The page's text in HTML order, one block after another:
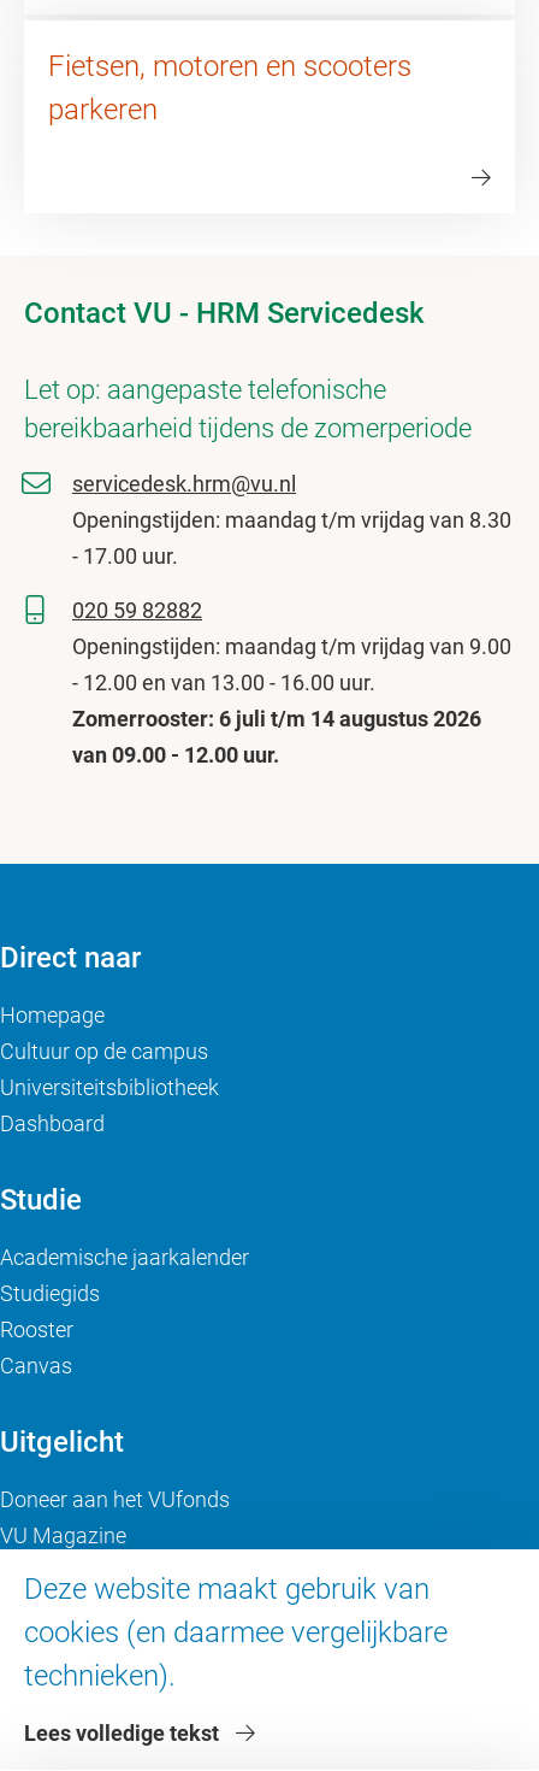
Fietsen, motoren en scooters
parkeren
Contact VU - HRM Servicedesk
Let op: aangepaste telefonische
bereikbaarheid tijdens de zomerperiode
servicedesk.hrm@vu.nl
Openingstijden: maandag t/m vrijdag van 8.30
- 17.00 uur.
020 59 82882
Openingstijden: maandag t/m vrijdag van 9.00
- 12.00 en van 13.00 - 16.00 uur.
Zomerrooster: 6 juli t/m 14 augustus 2026
van 09.00 - 12.00 uur.
Deze website maakt gebruik van
cookies (en daarmee vergelijkbare
technieken).
Lees volledige tekst
Direct naar
Homepage
Cultuur op de campus
Universiteitsbibliotheek
Dashboard
Studie
Academische jaarkalender
Studiegids
Rooster
Canvas
Uitgelicht
Doneer aan het VUfonds
VU Magazine
Over de VU
Contact en route